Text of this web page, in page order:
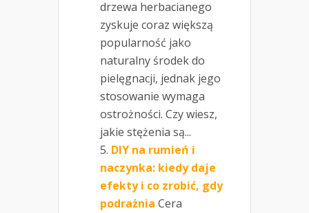
drzewa herbacianego
zyskuje coraz większą
popularność jako
naturalny środek do
pielęgnacji, jednak jego
stosowanie wymaga
ostrożności. Czy wiesz,
jakie stężenia są...
DIY na rumień i
naczynka: kiedy daje
efekty i co zrobić, gdy
podrażnia Cera